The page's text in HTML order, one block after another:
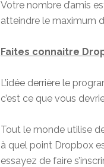
Votre nombre d’amis
atteindre le maximum
Faites connaitre
L’idée derrière le
c’est ce que vous
Tout le monde utilise
à quel point Dropbox
essayez de faire